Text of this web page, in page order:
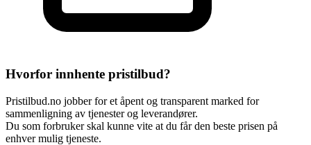
Hvorfor innhente pristilbud?
Pristilbud.no jobber for et åpent og transparent marked for
sammenligning av tjenester og leverandører.
Du som forbruker skal kunne vite at du får den beste prisen på
enhver mulig tjeneste.